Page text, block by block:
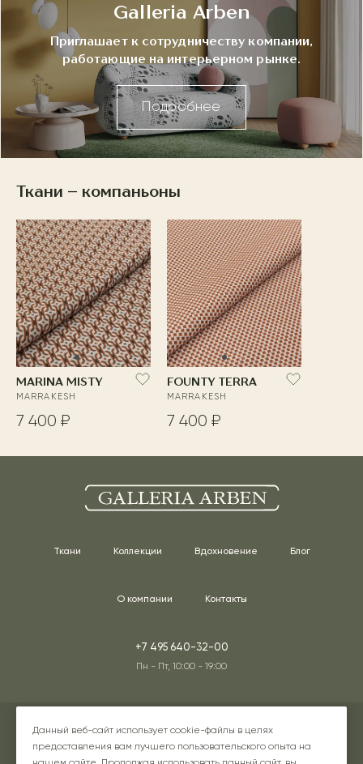
Galleria Arben
Приглашает к сотрудничеству компании,
работающие на интерьерном рынке.
Подробнее
Ткани – компаньоны
MARINA MISTY
MARRAKESH
7 400 ₽
FOUNTY TERRA
MARRAKESH
7 400 ₽
Ткани Коллекции Вдохновение Блог
О компании Контакты
+7 495 640-32-00
Пн - Пт, 10:00 - 19:00
Адреса наших шоурумов
Данный веб-сайт использует cookie-файлы в целях
предоставления вам лучшего пользовательского опыта на